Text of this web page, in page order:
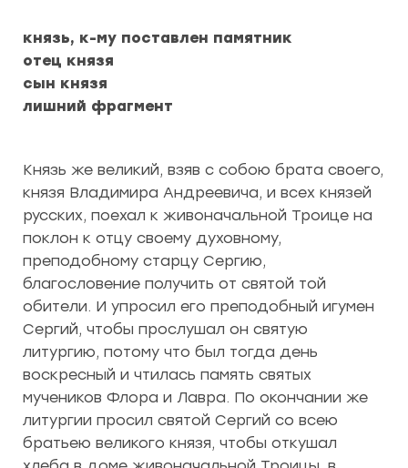
князь, к-му поставлен памятник
отец князя
сын князя
лишний фрагмент
Князь же великий, взяв с собою брата своего,
князя Владимира Андреевича, и всех князей
русских, поехал к живоначальной Троице на
поклон к отцу своему духовному,
преподобному старцу Сергию,
благословение получить от святой той
обители. И упросил его преподобный игумен
Сергий, чтобы прослушал он святую
литургию, потому что был тогда день
воскресный и чтилась память святых
мучеников Флора и Лавра. По окончании же
литургии просил святой Сергий со всею
братьею великого князя, чтобы откушал